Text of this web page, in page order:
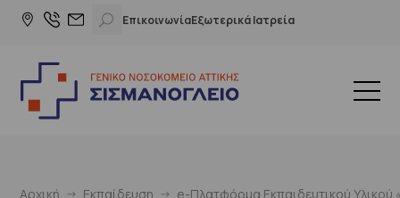
ΕπικοινωνίαΕξωτερικά Ιατρεία
Αρχική Εκπαίδευση e-Πλατφόρμα Εκπαιδευτικού Υλικού